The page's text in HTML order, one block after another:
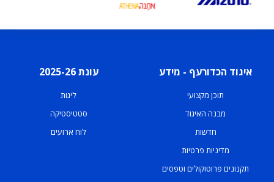
איגוד הכדורעף - מידע
תוכן מקצועי
מבנה האיגוד
חדשות
מדיניות פרטיות
תקנונים פרוטוקולים וטפסים
עונת 2025-26
ליגות
סטטיסטיקה
לוח ארועים